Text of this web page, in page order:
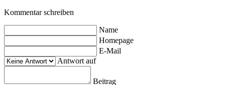
Kommentar schreiben
Name
Homepage
E-Mail
Antwort auf
Beitrag